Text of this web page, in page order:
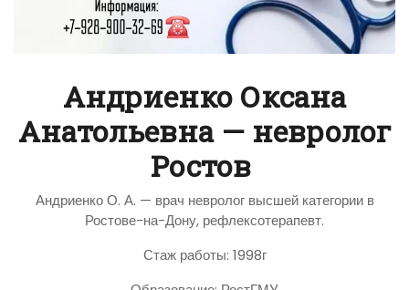
Андриенко Оксана
Анатольевна — невролог
Ростов
Андриенко О. А. — врач невролог высшей категории в
Ростове-на-Дону, рефлексотерапевт.
Стаж работы: 1998г